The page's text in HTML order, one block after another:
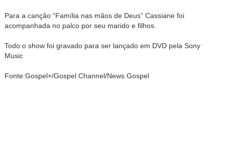
Para a canção “Família nas mãos de Deus” Cassiane foi
acompanhada no palco por seu marido e filhos.
Todo o show foi gravado para ser lançado em DVD pela Sony
Music
Fonte:Gospel+/Gospel Channel/News Gospel